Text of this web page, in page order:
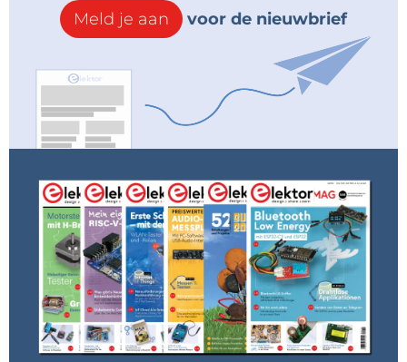
Meld je aan voor de nieuwbrief